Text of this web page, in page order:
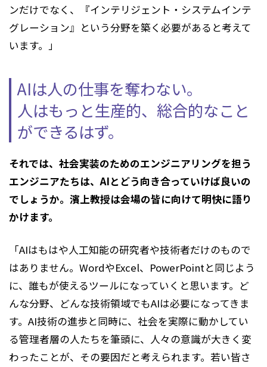
ンだけでなく、『インテリジェント・システムインテ
グレーション』という分野を築く必要があると考えて
います。」
AIは人の仕事を奪わない。
人はもっと生産的、総合的なこと
ができるはず。
それでは、社会実装のためのエンジニアリングを担う
エンジニアたちは、AIとどう向き合っていけば良いの
でしょうか。濱上教授は会場の皆に向けて明快に語り
かけます。
「AIはもはや人工知能の研究者や技術者だけのもので
はありません。WordやExcel、PowerPointと同じよう
に、誰もが使えるツールになっていくと思います。ど
んな分野、どんな技術領域でもAIは必要になってきま
す。AI技術の進歩と同時に、社会を実際に動かしてい
る管理者層の人たちを筆頭に、人々の意識が大きく変
わったことが、その要因だと考えられます。若い皆さ